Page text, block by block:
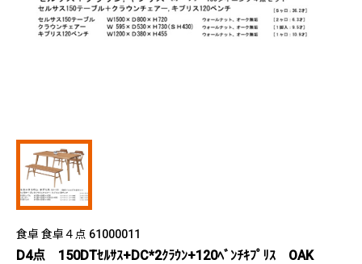
食卓 食卓４点 61000011
D4点 150DTｾﾙｻｽ+DC*2ｸﾗｳﾝ+120ﾍﾞﾝﾁｷﾌﾟﾘｽ OAK